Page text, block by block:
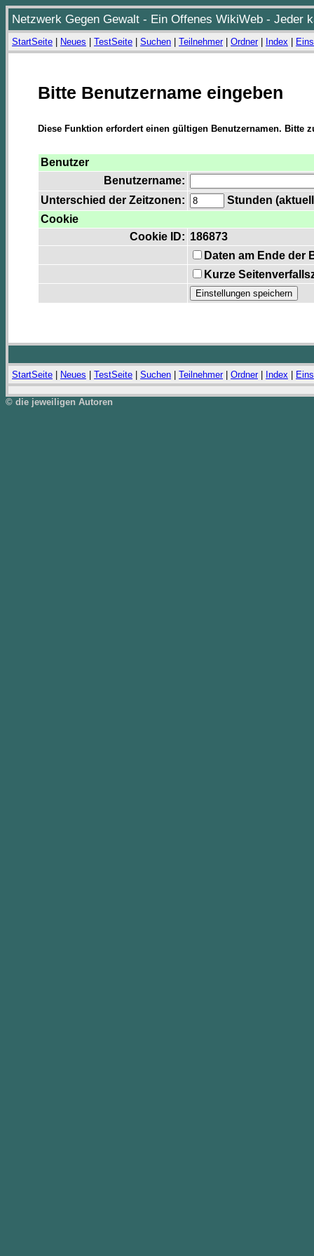
Netzwerk Gegen Gewalt - Ein Offenes WikiWeb - Jeder
StartSeite Neues TestSeite Suchen Teilnehmer| Ordner| Index
Bitte Benutzername eingeben
Diese Funktion erfordert einen gültigen Benutzernamen. Bitte
Benutzer
Benutzername:
Unterschied der Zeitzonen:
Stunden
Cookie
Cookie ID: 186873
Daten am Ende der
Kurze
StartSeite Neues TestSeite Suchen Teilnehmer| Ordner| Index
© die jeweiligen Autoren